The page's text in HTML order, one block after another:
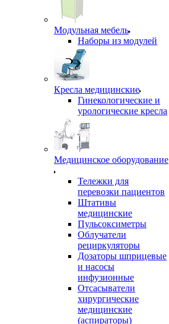
Модульная мебель
Наборы из модулей
Кресла медицинские
Гинекологические и
урологические кресла
Медицинское оборудование
Тележки для
перевозки пациентов
Штативы
медицинские
Пульсоксиметры
Облучатели
рециркуляторы
Дозаторы шприцевые
и насосы
инфузионные
Отсасыватели
хирургические
медицинские
(аспираторы)